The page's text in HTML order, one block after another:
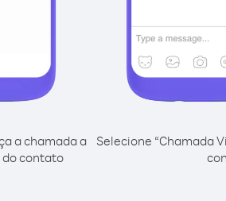
a chamada a
contato
Selecione “Chamada